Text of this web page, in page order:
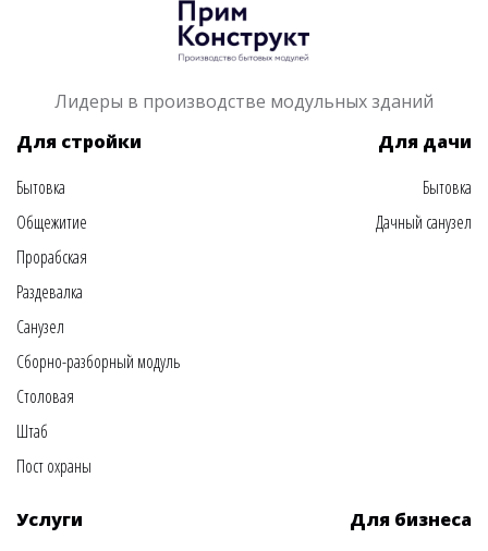
Лидеры в производстве модульных зданий
Для стройки
Бытовка
Общежитие
Прорабская
Раздевалка
Санузел
Сборно-разборный модуль
Столовая
Штаб
Пост охраны
Для дачи
Бытовка
Дачный санузел
Услуги
Для бизнеса